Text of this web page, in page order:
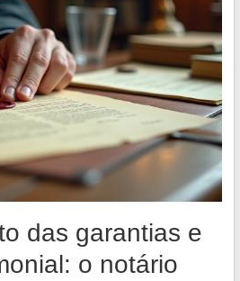
das garantias e
o notário